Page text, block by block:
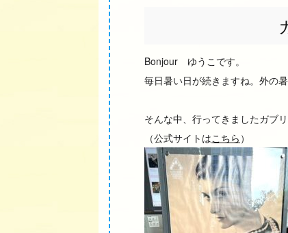
Bonjour ゆうこです。
毎日暑い日が続きますね。外の
そんな中、行ってきましたガブ
（公式サイトはこちら ）